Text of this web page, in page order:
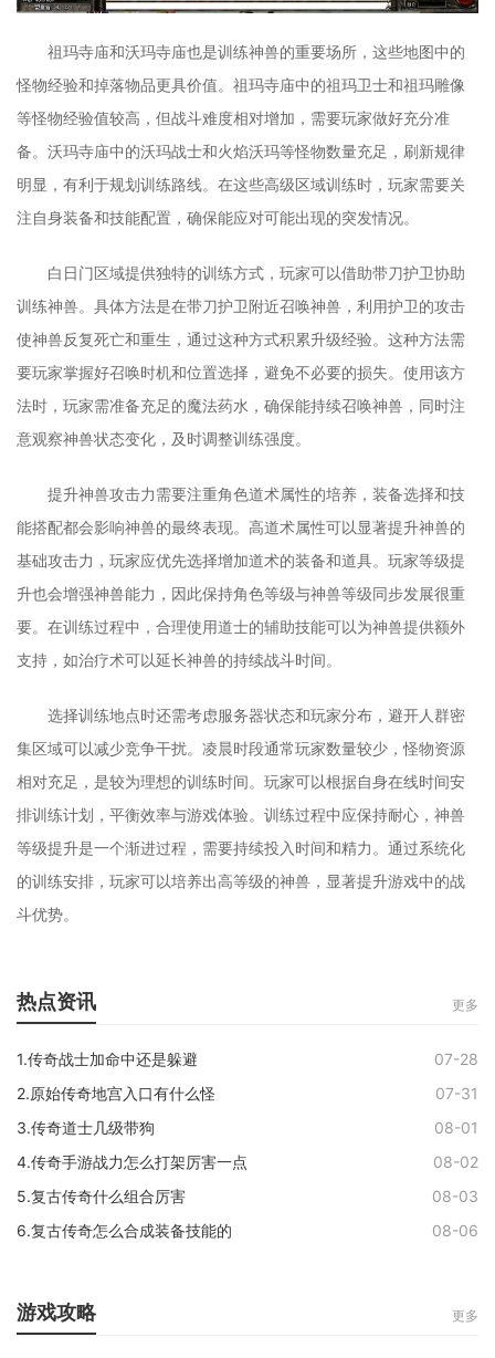
祖玛寺庙和沃玛寺庙也是训练神兽的重要场所，这些地图中的
怪物经验和掉落物品更具价值。祖玛寺庙中的祖玛卫士和祖玛雕像
等怪物经验值较高，但战斗难度相对增加，需要玩家做好充分准
备。沃玛寺庙中的沃玛战士和火焰沃玛等怪物数量充足，刷新规律
明显，有利于规划训练路线。在这些高级区域训练时，玩家需要关
注自身装备和技能配置，确保能应对可能出现的突发情况。
白日门区域提供独特的训练方式，玩家可以借助带刀护卫协助
训练神兽。具体方法是在带刀护卫附近召唤神兽，利用护卫的攻击
使神兽反复死亡和重生，通过这种方式积累升级经验。这种方法需
要玩家掌握好召唤时机和位置选择，避免不必要的损失。使用该方
法时，玩家需准备充足的魔法药水，确保能持续召唤神兽，同时注
意观察神兽状态变化，及时调整训练强度。
提升神兽攻击力需要注重角色道术属性的培养，装备选择和技
能搭配都会影响神兽的最终表现。高道术属性可以显著提升神兽的
基础攻击力，玩家应优先选择增加道术的装备和道具。玩家等级提
升也会增强神兽能力，因此保持角色等级与神兽等级同步发展很重
要。在训练过程中，合理使用道士的辅助技能可以为神兽提供额外
支持，如治疗术可以延长神兽的持续战斗时间。
选择训练地点时还需考虑服务器状态和玩家分布，避开人群密
集区域可以减少竞争干扰。凌晨时段通常玩家数量较少，怪物资源
相对充足，是较为理想的训练时间。玩家可以根据自身在线时间安
排训练计划，平衡效率与游戏体验。训练过程中应保持耐心，神兽
等级提升是一个渐进过程，需要持续投入时间和精力。通过系统化
的训练安排，玩家可以培养出高等级的神兽，显著提升游戏中的战
斗优势。
热点资讯 更多
1.传奇战士加命中还是躲避
07-28
2.原始传奇地宫入口有什么怪
07-31
3.传奇道士几级带狗
08-01
4.传奇手游战力怎么打架厉害一点
08-02
5.复古传奇什么组合厉害
08-03
6.复古传奇怎么合成装备技能的
08-06
游戏攻略 更多